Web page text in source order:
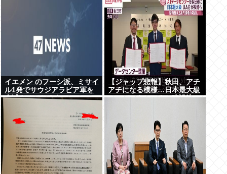
イエメン のフーシ派、ミサイ
ル1発でサウジアラビア軍を
全滅させてしまうww
【ジャップ悲報】秋田、アチ
アチになる模様…日本最大級
のAIデータセンター建設決